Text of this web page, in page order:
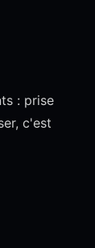
: prise
c'est